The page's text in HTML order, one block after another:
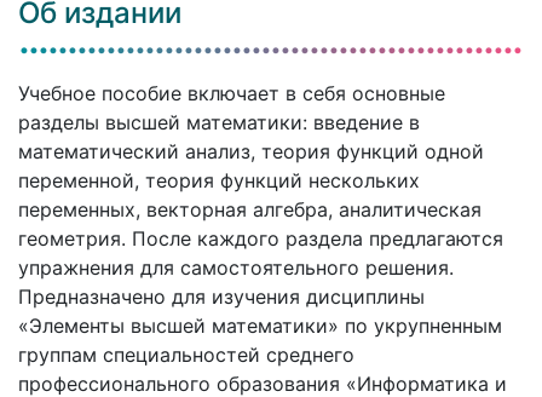
Об издании
Учебное пособие включает в себя основные
разделы высшей математики: введение в
математический анализ, теория функций одной
переменной, теория функций нескольких
переменных, векторная алгебра, аналитическая
геометрия. После каждого раздела предлагаются
упражнения для самостоятельного решения.
Предназначено для изучения дисциплины
«Элементы высшей математики» по укрупненным
группам специальностей среднего
профессионального образования «Информатика и